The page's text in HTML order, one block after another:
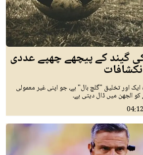
گیند کے پیچھے چھپے عددی
اور تخلیق "گلچ بال" ہے، جو اپنی غیر معمولی
الجھن میں ڈال دیتی ہے۔